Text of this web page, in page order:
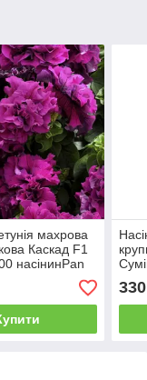
махрова
Каскад F1
насінинPan
330